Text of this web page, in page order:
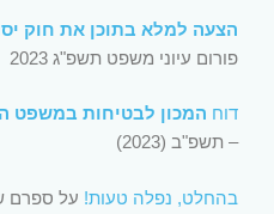
הצעה למלא בתוכן את חוק
פורום עיוני משפט תשפ"ג 2023
דוח המכון לבטיחות במשפט
– תשפ"ב (2023)
בהחלט, נפלה טעות! על ספרם